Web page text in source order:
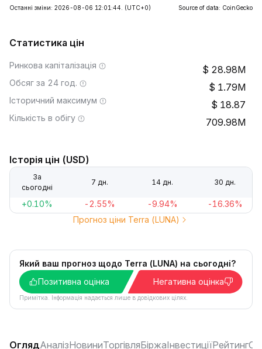
Останні зміни: 2026-08-06 12:01:44. (UTC+0) Source of data: CoinGecko
Статистика цін
Ринкова капіталізація 28.98M
Обсяг за 24 год. 1.79M
Історичний максимум 18.87
Кількість в обігу 709.98M
Історія цін (USD)
За
сьогодні
7 дн. 14 дн. 30 дн.
+0.10% -2.55% -9.94%
-16.36%
Прогноз ціни Terra (LUNA)
Який ваш прогноз щодо Terra (LUNA) на сьогодні?
Позитивна оцінка
Негативна оцінка
Примітка. Інформація надається лише в довідкових цілях.
ОглядАналізНовиниТоргівляБіржаІнвестиціїРейтинг